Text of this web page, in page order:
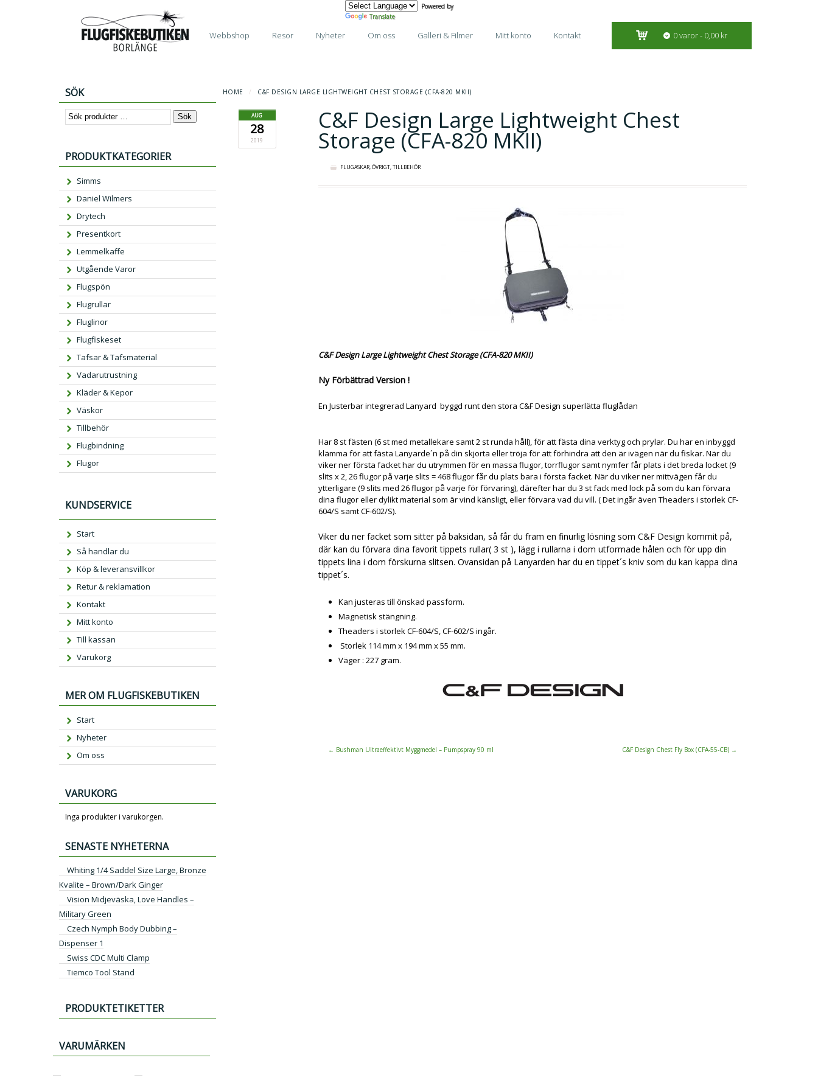
Powered by
Translate
Start Webbshop Resor Nyheter Om oss Galleri & Filmer Mitt konto Kontakt 0 varor 0,00 kr
HOME / C&F DESIGN LARGE LIGHTWEIGHT CHEST STORAGE (CFA-820 MKII)
AUG
28
2019
C&F Design Large Lightweight Chest
Storage (CFA-820 MKII)
FLUGASKAR,ÖVRIGT,TILLBEHÖR
C&F Design Large Lightweight Chest Storage (CFA-820 MKII)
Ny Förbättrad Version !
En Justerbar integrerad Lanyard byggd runt den stora C&F Design superlätta fluglådan
Har 8 st fästen (6 st med metallekare samt 2 st runda håll), för att fästa dina verktyg och prylar. Du har en inbyggd
klämma för att fästa Lanyarde´n på din skjorta eller tröja för att förhindra att den är ivägen när du fiskar. När du
viker ner första facket har du utrymmen för en massa flugor, torrflugor samt nymfer får plats i det breda locket (9
slits x 2, 26 flugor på varje slits = 468 flugor får du plats bara i första facket. När du viker ner mittvägen får du
ytterligare (9 slits med 26 flugor på varje för förvaring), därefter har du 3 st fack med lock på som du kan förvara
dina flugor eller dylikt material som är vind känsligt, eller förvara vad du vill. ( Det ingår även Theaders i storlek CF-
604/S samt CF-602/S).
Viker du ner facket som sitter på baksidan, så får du fram en finurlig lösning som C&F Design kommit på,
där kan du förvara dina favorit tippets rullar( 3 st ), lägg i rullarna i dom utformade hålen och för upp din
tippets lina i dom förskurna slitsen. Ovansidan på Lanyarden har du en tippet´s kniv som du kan kappa dina
tippet´s.
Kan justeras till önskad passform.
Magnetisk stängning.
Theaders i storlek CF-604/S, CF-602/S ingår.
Storlek 114 mm x 194 mm x 55 mm.
Väger : 227 gram.
← Bushman Ultraeffektivt Myggmedel – Pumpspray 90 ml C&F Design Chest Fly Box (CFA-55-CB) →
SÖK
Sök
PRODUKTKATEGORIER
Simms
Daniel Wilmers
Drytech
Presentkort
Lemmelkaffe
Utgående Varor
Flugspön
Flugrullar
Fluglinor
Flugfiskeset
Tafsar & Tafsmaterial
Vadarutrustning
Kläder & Kepor
Väskor
Tillbehör
Flugbindning
Flugor
KUNDSERVICE
Start
Så handlar du
Köp & leveransvillkor
Retur & reklamation
Kontakt
Mitt konto
Till kassan
Varukorg
MER OM FLUGFISKEBUTIKEN
Start
Nyheter
Om oss
VARUKORG
Inga produkter i varukorgen.
SENASTE NYHETERNA
Whiting 1/4 Saddel Size Large, Bronze
Kvalite – Brown/Dark Ginger
Vision Midjeväska, Love Handles –
Military Green
Czech Nymph Body Dubbing –
Dispenser 1
Swiss CDC Multi Clamp
Tiemco Tool Stand
PRODUKTETIKETTER
VARUMÄRKEN